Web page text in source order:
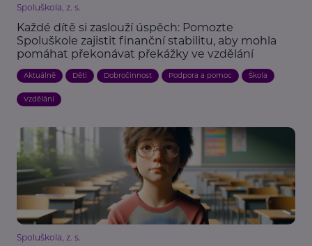
Spoluškola, z. s.
Každé dítě si zaslouží úspěch: Pomozte
Spoluškole zajistit finanční stabilitu, aby mohla
pomáhat překonávat překážky ve vzdělání
Aktuálně Děti Dobročinnost Podpora a pomoc Škola
Vzdělání
Spoluškola, z. s.